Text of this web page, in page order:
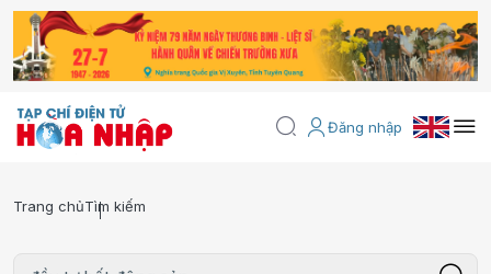
Đăng nhập
Trang chủTìm kiếm